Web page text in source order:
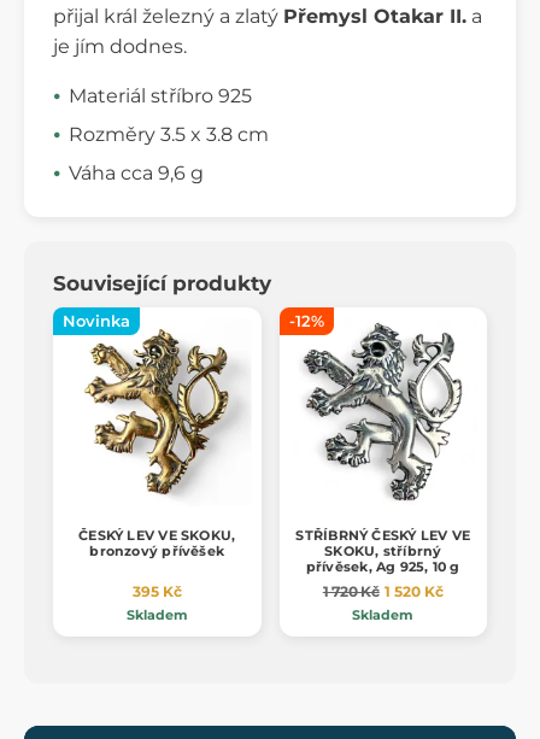
přijal král železný a zlatý Přemysl Otakar II. a
je jím dodnes.
Materiál stříbro 925
Rozměry 3.5 x 3.8 cm
Váha cca 9,6 g
Související produkty
Novinka
ČESKÝ LEV VE SKOKU,
bronzový přívěšek
395 Kč
Skladem
-12%
STŘÍBRNÝ ČESKÝ LEV VE
SKOKU, stříbrný
přívěsek, Ag 925, 10 g
1 720 Kč 1 520 Kč
Skladem